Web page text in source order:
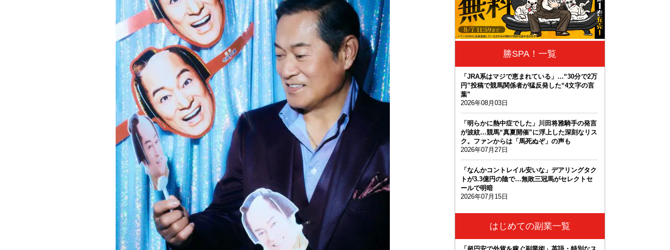
勝SPA！一覧
「JRA系はマジで恵まれている」…“30分で2万
円”投稿で競馬関係者が猛反発した“4文字の言
葉”
2026年08月03日
「明らかに熱中症でした」川田将雅騎手の発言
が波紋…競馬“真夏開催”に浮上した深刻なリス
ク。ファンからは「馬死ぬぞ」の声も
2026年07月27日
「なんかコントレイル安いな」デアリングタク
トが3.3億円の陰で…無敗三冠馬がセレクトセ
ールで明暗
2026年07月15日
はじめての副業一覧